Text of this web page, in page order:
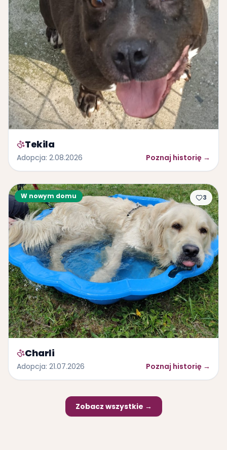
Tekila
Adopcja: 2.08.2026 Poznaj historię →
W nowym domu 3
Charli
Adopcja: 21.07.2026 Poznaj historię →
Zobacz wszystkie →